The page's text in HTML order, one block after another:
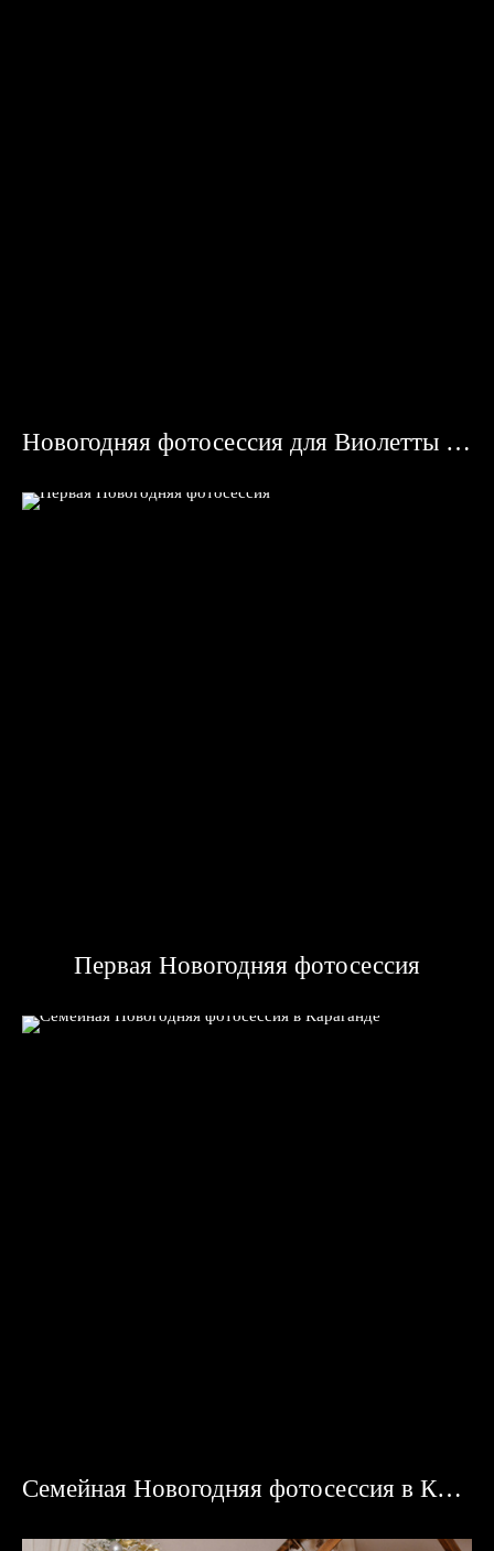
Новогодняя фотосессия для Виолетты и Максима (Караганда)
Первая Новогодняя фотосессия
Семейная Новогодняя фотосессия в Караганде